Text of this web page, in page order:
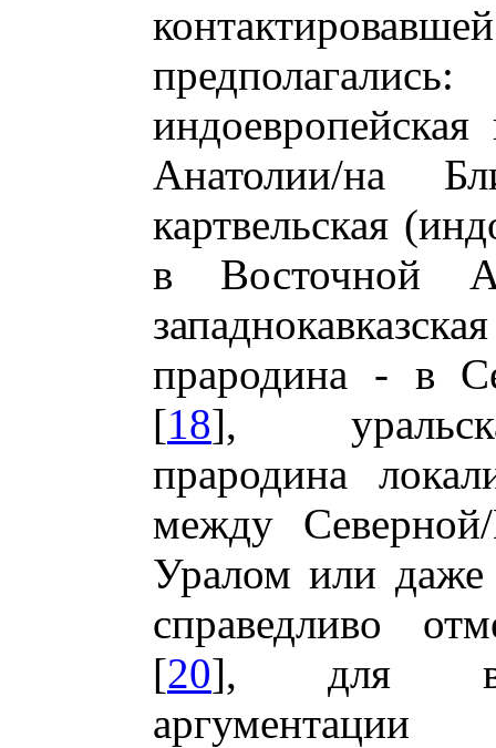
Анатолии/на
картвельская
в Восточной
прародина - в
[18],
прародина
между
Уралом или
справедливо
[20], для
аргументации